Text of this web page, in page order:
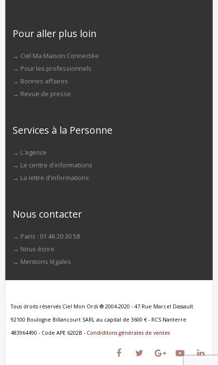
Pour aller plus loin
→ Ciel Ma Maison Connectée
→ Pour les professionnels
→ Bonnes affaires
→ Revue de presse
Services à la Personne
→ L'agence
→ Le centre d'informations
→ La lettre d'informations
Nous contacter
→ Paris : 01 46 20 30 58
→ Nous écrire
→ Mentions légales
Tous droits réservés Ciel Mon Ordi ® 2004-2020 - 47 Rue Marcel Dassault
92100 Boulogne Billancourt SARL au capital de 3600 € - RCS Nanterre
483964490 - Code APE 6202B - Condiditons générales de ventes